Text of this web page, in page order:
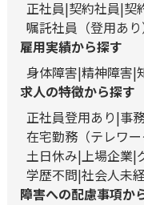
正社員 契約社員 契
嘱託社員（登用あり
雇用実績から探す
身体障害 精神障害
求人の特徴から探す
正社員登用あり 事
在宅勤務（テレワ
土日休み 上場企業
学歴不問 社会人未
障害への配慮事項か